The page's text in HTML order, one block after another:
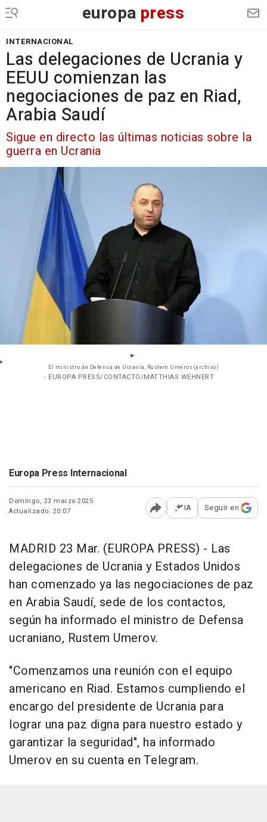
europa press
INTERNACIONAL
Las delegaciones de Ucrania y
EEUU comienzan las
negociaciones de paz en Riad,
Arabia Saudí
Sigue en directo las últimas noticias sobre la
guerra en Ucrania
El ministro de Defensa de Ucrania, Rustem Umerov (archivo)
- EUROPA PRESS/CONTACTO/MATTHIAS WEHNERT
Europa Press Internacional
Domingo, 23 marzo 2025
Actualizado: 20:07
Abrir opciones para
IA Seguir en
MADRID 23 Mar. (EUROPA PRESS) - Las
delegaciones de Ucrania y Estados Unidos
han comenzado ya las negociaciones de paz
en Arabia Saudí, sede de los contactos,
según ha informado el ministro de Defensa
ucraniano, Rustem Umerov.
"Comenzamos una reunión con el equipo
americano en Riad. Estamos cumpliendo el
encargo del presidente de Ucrania para
lograr una paz digna para nuestro estado y
garantizar la seguridad", ha informado
Umerov en su cuenta en Telegram.